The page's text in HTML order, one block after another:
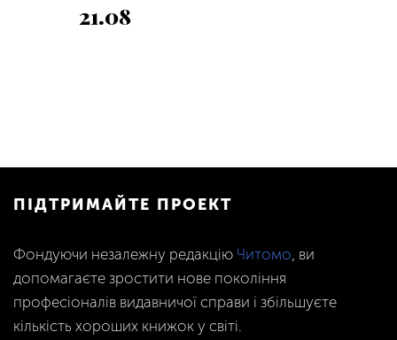
21.08
ПІДТРИМАЙТЕ ПРОЕКТ
Фондуючи незалежну редакцію Читомо , ви
допомагаєте зростити нове покоління
професіоналів видавничої справи і збільшуєте
кількість хороших книжок у світі.